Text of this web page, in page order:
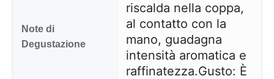
Note di
Degustazione
riscalda nella coppa,
al contatto con la
mano, guadagna
intensità aromatica e
raffinatezza.Gusto: È